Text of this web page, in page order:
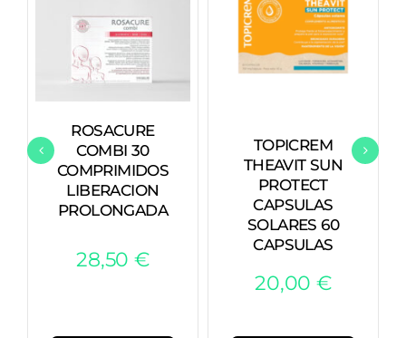
ROSACURE
COMBI 30
COMPRIMIDOS
LIBERACION
PROLONGADA
28,50 €
TOPICREM
THEAVIT SUN
PROTECT
CAPSULAS
SOLARES 60
CAPSULAS
20,00 €